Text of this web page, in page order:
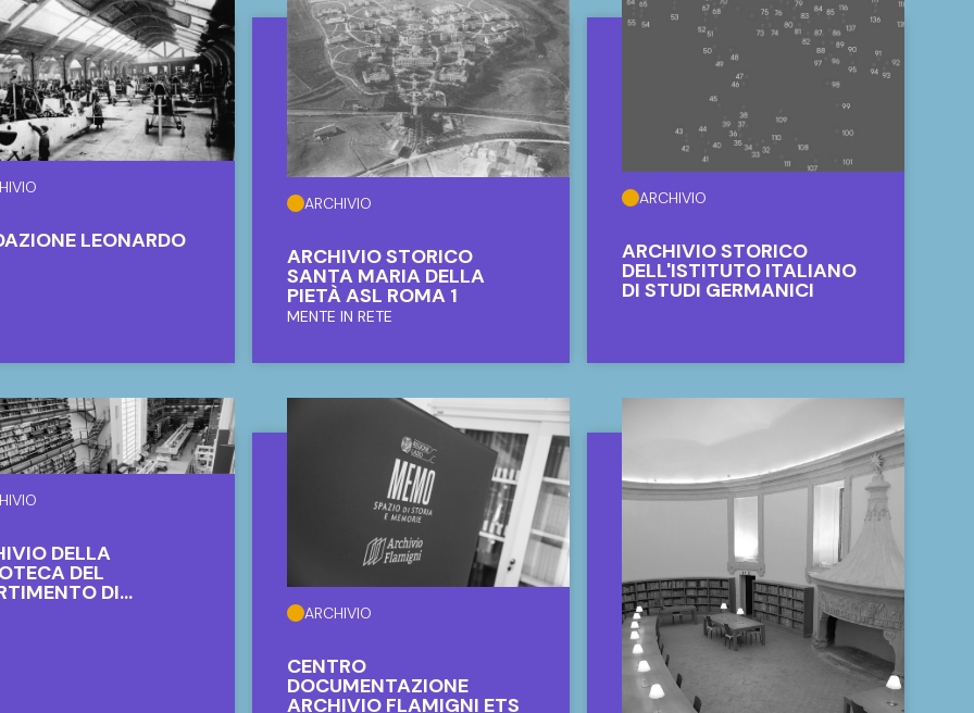
LEONARDO
ARCHIVIO
ARCHIVIO STORICO
SANTA MARIA DELLA
PIETÀ ASL ROMA 1
MENTE IN RETE
ARCHIVIO
ARCHIVIO STORICO
DELL'ISTITUTO ITALIANO
DI STUDI GERMANICI
DELLA
DEL
DI
ARCHIVIO
CENTRO
DOCUMENTAZIONE
ARCHIVIO FLAMIGNI ETS